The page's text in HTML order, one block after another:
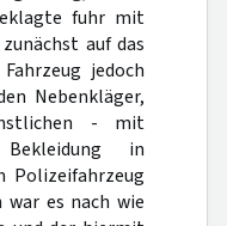
fuhr mit
auf das
jedoch
Nebenkläger,
- mit
in
Polizeifahrzeug
war es nach wie